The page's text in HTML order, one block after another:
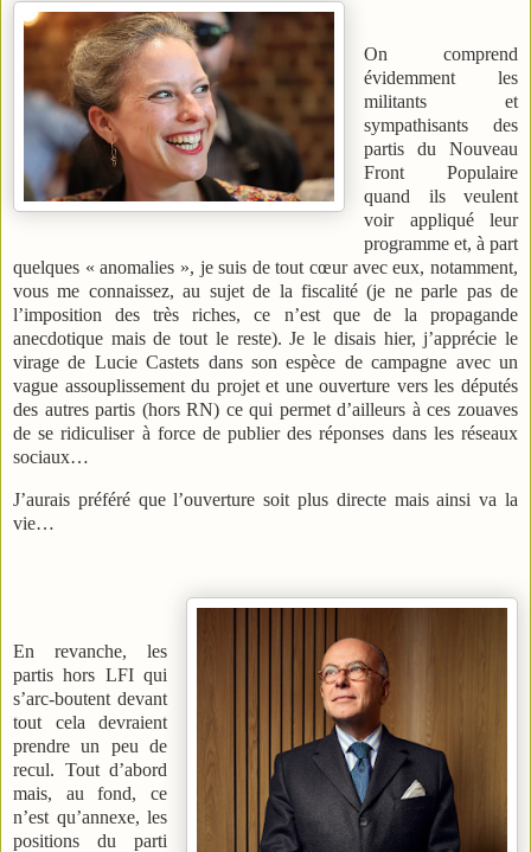
On comprend
évidemment les
militants et
sympathisants des
partis du Nouveau
Front Populaire
quand ils veulent
voir appliqué leur
programme et, à part
quelques « anomalies », je suis de tout cœur avec eux, notamment,
vous me connaissez, au sujet de la fiscalité (je ne parle pas de
l’imposition des très riches, ce n’est que de la propagande
anecdotique mais de tout le reste). Je le disais hier, j’apprécie le
virage de Lucie Castets dans son espèce de campagne avec un
vague assouplissement du projet et une ouverture vers les députés
des autres partis (hors RN) ce qui permet d’ailleurs à ces zouaves
de se ridiculiser à force de publier des réponses dans les réseaux
sociaux…
J’aurais préféré que l’ouverture soit plus directe mais ainsi va la
vie…
En revanche, les
partis hors LFI qui
s’arc-boutent devant
tout cela devraient
prendre un peu de
recul. Tout d’abord
mais, au fond, ce
n’est qu’annexe, les
positions du parti